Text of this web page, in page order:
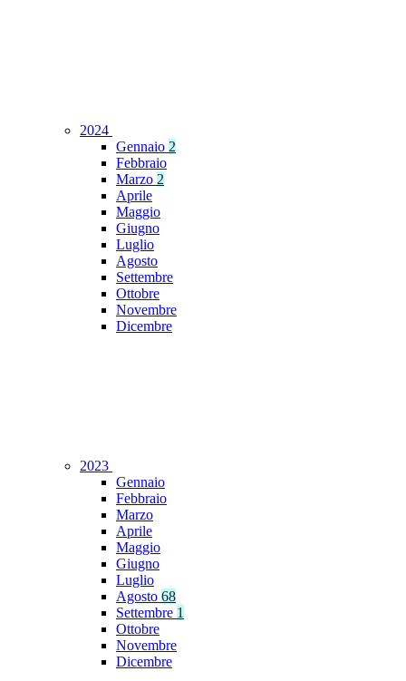
2024
Gennaio 2
Febbraio
Marzo 2
Aprile
Maggio
Giugno
Luglio
Agosto
Settembre
Ottobre
Novembre
Dicembre
2023
Gennaio
Febbraio
Marzo
Aprile
Maggio
Giugno
Luglio
Agosto 68
Settembre 1
Ottobre
Novembre
Dicembre